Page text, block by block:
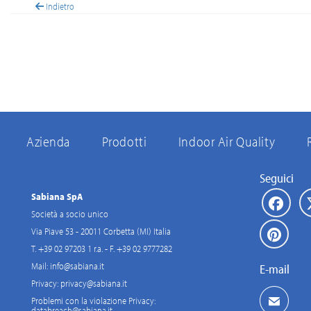
Indietro
Azienda Prodotti Indoor Air Quality
Sabiana SpA
Società a socio unico
Via Piave 53 - 20011 Corbetta (MI) Italia
T. +39 02 97203 1 r.a. - F. +39 02 9777282
Mail: info@sabiana.it
Privacy: privacy@sabiana.it
Problemi con la violazione Privacy:
Seguici
E-mail